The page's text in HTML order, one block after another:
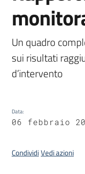
Bandi
Piani
Programmi
Progetti
Osservatorio
sicurezza
Un quadro
sui risultati
d’intervento
Data:
06 febbraio
CondividiVedi azioni